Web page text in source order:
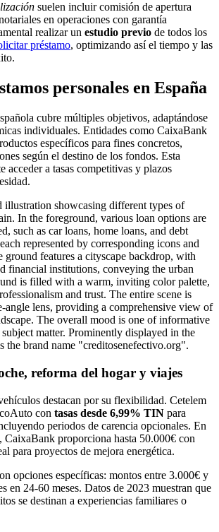
suelen incluir comisión de apertura
en operaciones con garantía
realizar un estudio previo de todos los
préstamo, optimizando así el tiempo y las
personales en España
cubre múltiples objetivos, adaptándose
individuales. Entidades como CaixaBank
específicos para fines concretos,
según el destino de los fondos. Esta
acceder a tasas competitivas y plazos
reforma del hogar y viajes
destacan por su flexibilidad. Cetelem
con tasas desde 6,99% TIN para
periodos de carencia opcionales. En
CaixaBank proporciona hasta 50.000€ con
para proyectos de mejora energética.
opciones específicas: montos entre 3.000€ y
en 24-60 meses. Datos de 2023 muestran que
se destinan a experiencias familiares o